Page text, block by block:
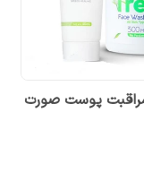
پوست صورت